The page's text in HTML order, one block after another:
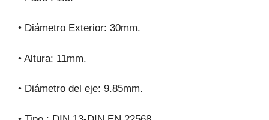
• Diámetro Exterior: 30mm.
• Altura: 11mm.
• Diámetro del eje: 9.85mm.